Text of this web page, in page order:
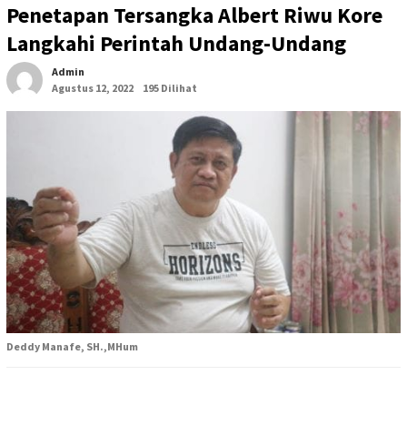
Penetapan Tersangka Albert Riwu Kore
Langkahi Perintah Undang-Undang
Admin
Agustus 12, 2022
195 Dilihat
Deddy Manafe, SH.,MHum